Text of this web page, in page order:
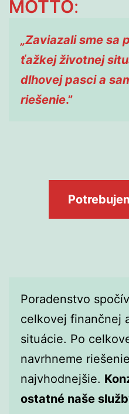
MOTTO:
„Zaviazali sme sa
ťažkej životnej
dlhovej pasci a
riešenie.”
Poradenstvo
celkovej finančnej
situácie. Po
navrhneme
najvhodnejšie.
ostatné naše